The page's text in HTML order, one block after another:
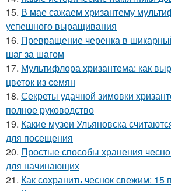
15. В мае сажаем хризантему
успешного выращивания
16. Превращение черенка в
шаг за шагом
17. Мультифлора хризантема: как
цветок из семян
18. Секреты удачной зимовки
полное руководство
19. Какие музеи Ульяновска
для посещения
20. Простые способы хранения
для начинающих
21. Как сохранить чеснок свежим: 15